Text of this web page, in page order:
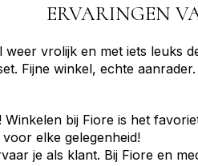
ERVARINGEN
vrolijk en met iets leuks
Fijne winkel, echte aanrader.
bij Fiore is het
elke gelegenheid!
je als klant. Bij Fiore en